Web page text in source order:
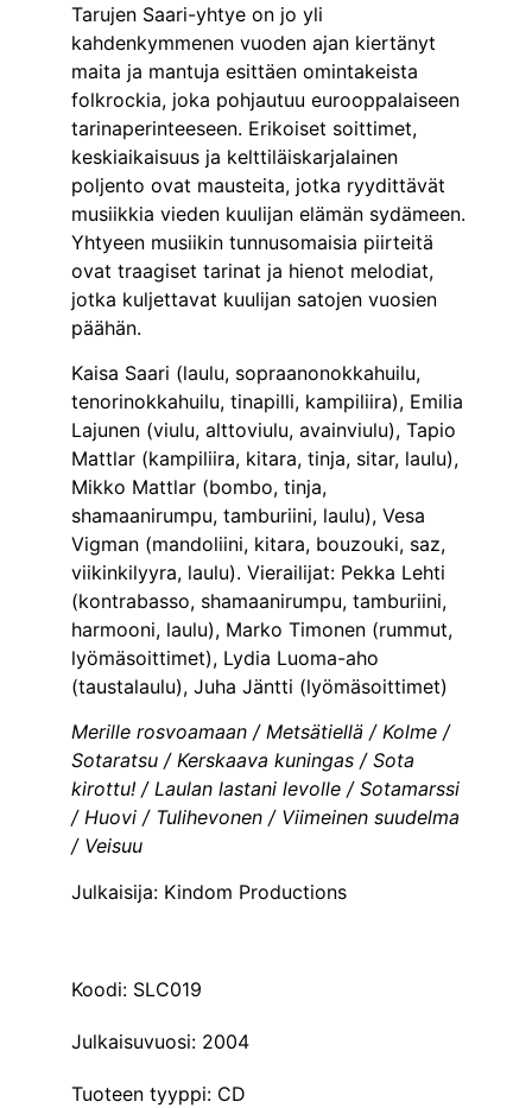
Tarujen Saari-yhtye on jo yli
kahdenkymmenen vuoden ajan kiertänyt
maita ja mantuja esittäen omintakeista
folkrockia, joka pohjautuu eurooppalaiseen
tarinaperinteeseen. Erikoiset soittimet,
keskiaikaisuus ja kelttiläiskarjalainen
poljento ovat mausteita, jotka ryydittävät
musiikkia vieden kuulijan elämän sydämeen.
Yhtyeen musiikin tunnusomaisia piirteitä
ovat traagiset tarinat ja hienot melodiat,
jotka kuljettavat kuulijan satojen vuosien
päähän.
Kaisa Saari (laulu, sopraanonokkahuilu,
tenorinokkahuilu, tinapilli, kampiliira), Emilia
Lajunen (viulu, alttoviulu, avainviulu), Tapio
Mattlar (kampiliira, kitara, tinja, sitar, laulu),
Mikko Mattlar (bombo, tinja,
shamaanirumpu, tamburiini, laulu), Vesa
Vigman (mandoliini, kitara, bouzouki, saz,
viikinkilyyra, laulu). Vierailijat: Pekka Lehti
(kontrabasso, shamaanirumpu, tamburiini,
harmooni, laulu), Marko Timonen (rummut,
lyömäsoittimet), Lydia Luoma-aho
(taustalaulu), Juha Jäntti (lyömäsoittimet)
Merille rosvoamaan / Metsätiellä / Kolme /
Sotaratsu / Kerskaava kuningas / Sota
kirottu! / Laulan lastani levolle / Sotamarssi
/ Huovi / Tulihevonen / Viimeinen suudelma
/ Veisuu
Julkaisija: Kindom Productions
Koodi: SLC019
Julkaisuvuosi: 2004
Tuoteen tyyppi: CD